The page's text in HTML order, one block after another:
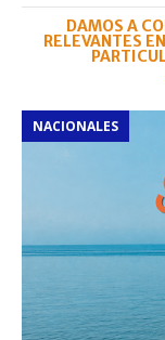
DAMOS A
RELEVANTES
NACIONALES